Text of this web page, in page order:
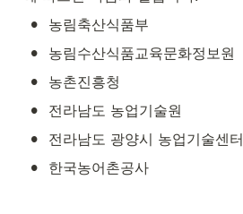
• 농림축산식품부
• 농림수산식품교육문화정보원
• 농촌진흥청
• 전라남도 농업기술원
• 전라남도 광양시 농업기술센터
• 한국농어촌공사